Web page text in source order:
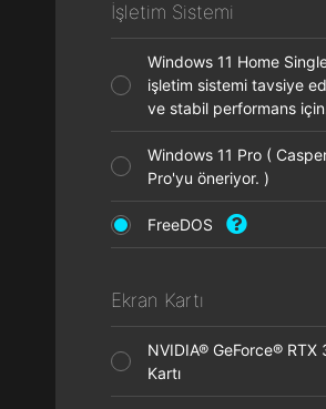
İşletim Sistemi
Windows 11 Home
işletim sistemi tavsiye
ve stabil performans
Windows 11 Pro (
Pro'yu öneriyor. )
FreeDOS
Ekran Kartı
NVIDIA® GeForce®
Kartı